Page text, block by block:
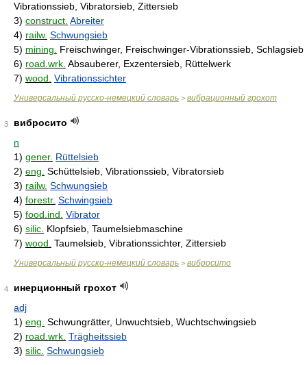
Vibrationssieb, Vibratorsieb, Zittersieb
3) construct. Abreiter
4) railw. Schwungsieb
5) mining.
Freischwinger, Freischwinger-Vibrationssieb, Schlagsieb
6) road.wrk. Absauberer, Exzentersieb, Rüttelwerk
7) wood. Vibrationssichter
Универсальный русско-немецкий словарь > вибрационный грохот
3
вибросито
n
1) gener. Rüttelsieb
2) eng. Schüttelsieb, Vibrationssieb, Vibratorsieb
3) railw. Schwungsieb
4) forestr. Schwingsieb
5) food.ind. Vibrator
6) silic. Klopfsieb, Taumelsiebmaschine
7) wood. Taumelsieb, Vibrationssichter, Zittersieb
Универсальный русско-немецкий словарь > вибросито
4
инерционный грохот
adj
1) eng. Schwungrätter, Unwuchtsieb, Wuchtschwingsieb
2) road.wrk. Trägheitssieb
3) silic. Schwungsieb